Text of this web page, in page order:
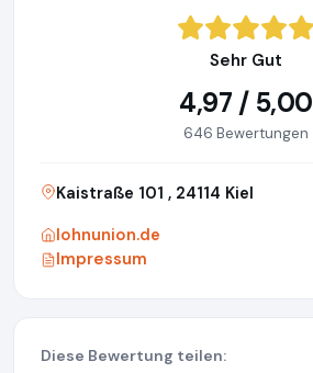
Sehr Gut
4,97 / 5,00
646 Bewertungen
Kaistraße 101 , 24114 Kiel
lohnunion.de
Impressum
Diese Bewertung teilen: